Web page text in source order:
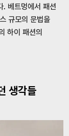
. 베트멍에서 패션
규모의 문법을
하이 패션의
생각들